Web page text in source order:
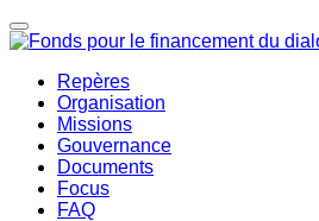
Repères
Organisation
Missions
Gouvernance
Documents
Focus
FAQ